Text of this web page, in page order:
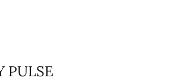
PULSE